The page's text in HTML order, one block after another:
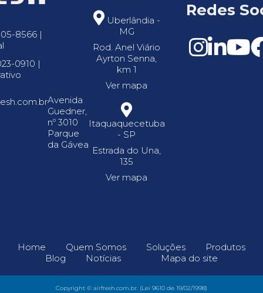
8566 |
0910 |
Avenida
Guedner,
nº 3010
Parque
da Gávea
Uberlândia -
MG
Rod. Anel Viário
Ayrton Senna,
km 1
Ver mapa
Itaquaquecetuba
- SP
Estrada do Una,
135
Ver mapa
Redes
Home Quem Somos Soluções
Produtos
Blog
Notícias Mapa do site
Copyright © airfresh.com.br. (Lei 9610 de 19/02/1998)